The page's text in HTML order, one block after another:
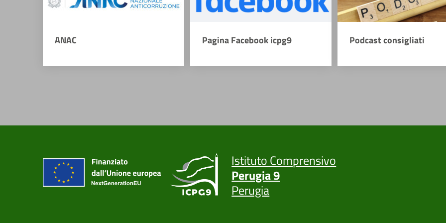
ANAC Pagina Facebook icpg9 Podcast consigliati
Istituto Comprensivo
Perugia 9
Perugia